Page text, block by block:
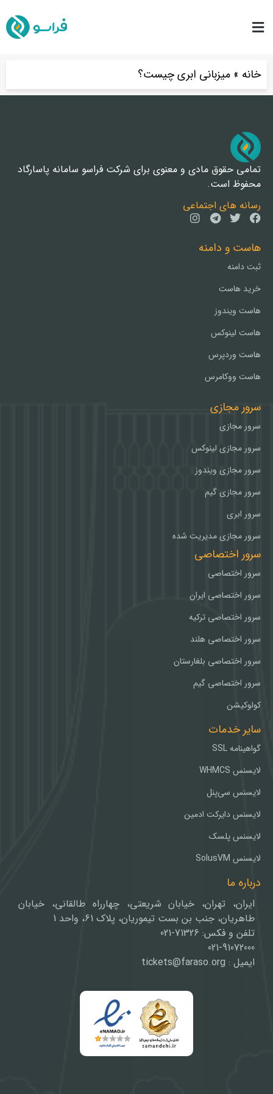
خانه » میزبانی ابری چیست؟
تمامی حقوق مادی و معنوی برای شرکت فراسو سامانه پاسارگاد
محفوظ است.
رسانه های اجتماعی
هاست و دامنه
ثبت دامنه
خرید هاست
هاست ویندوز
هاست لینوکس
هاست وردپرس
هاست ووکامرس
سرور مجازی
سرور مجازی
سرور مجازی لینوکس
سرور مجازی ویندوز
سرور مجازی گیم
سرور ابری
سرور مجازی مدیریت شده
سرور اختصاصی
سرور اختصاصی
سرور اختصاصی ایران
سرور اختصاصی ترکیه
سرور اختصاصی هلند
سرور اختصاصی بلغارستان
سرور اختصاصی گیم
کولوکیشن
سایر خدمات
گواهینامه SSL
لایسنس WHMCS
لایسنس سی‌پنل
لایسنس دایرکت ادمین
لایسنس پلسک
لایسنس SolusVM
درباره ما
ایران، تهران، خیابان شریعتی، چهارراه طالقانی، خیابان
طاهریان، جنب بن بست تیموریان، پلاک 61، واحد 1
تلفن و فکس: 71326-021
021-91072000
ایمیل : tickets@faraso.org